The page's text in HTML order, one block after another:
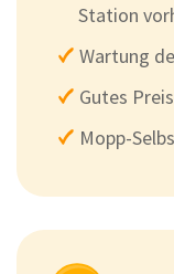
Station
Wartung
Gutes
Mopp-